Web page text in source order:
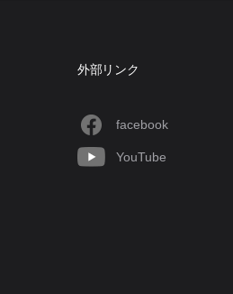
外部リンク
facebook
YouTube